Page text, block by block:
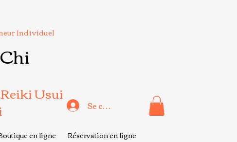
Individuel
Usui
Se connecter
en ligne
Réservation en ligne